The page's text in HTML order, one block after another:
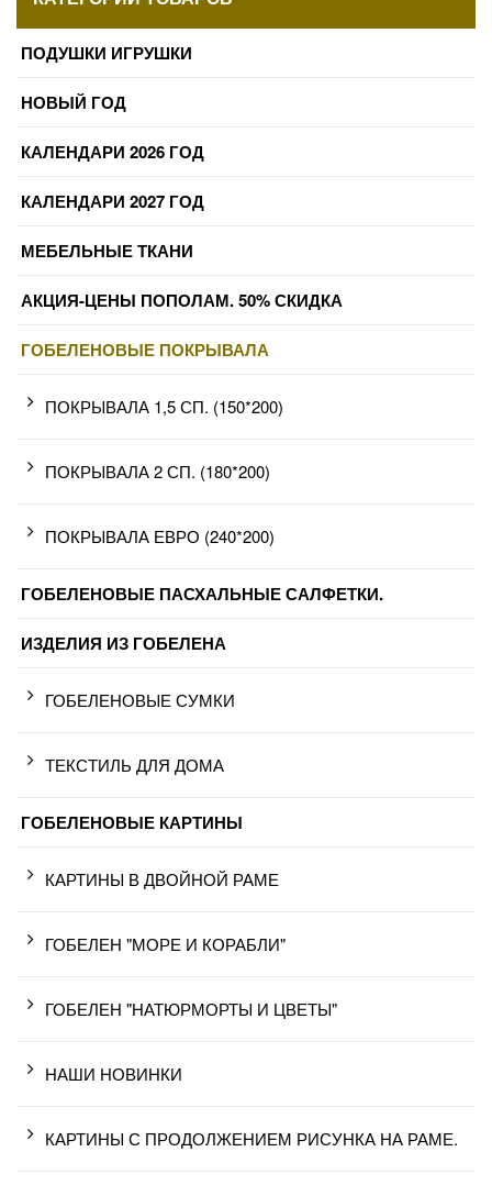
ПОДУШКИ ИГРУШКИ
НОВЫЙ ГОД
КАЛЕНДАРИ 2026 ГОД
КАЛЕНДАРИ 2027 ГОД
МЕБЕЛЬНЫЕ ТКАНИ
АКЦИЯ-ЦЕНЫ ПОПОЛАМ. 50% СКИДКА
ГОБЕЛЕНОВЫЕ ПОКРЫВАЛА
ПОКРЫВАЛА 1,5 СП. (150*200)
ПОКРЫВАЛА 2 СП. (180*200)
ПОКРЫВАЛА ЕВРО (240*200)
ГОБЕЛЕНОВЫЕ ПАСХАЛЬНЫЕ САЛФЕТКИ.
ИЗДЕЛИЯ ИЗ ГОБЕЛЕНА
ГОБЕЛЕНОВЫЕ СУМКИ
ТЕКСТИЛЬ ДЛЯ ДОМА
ГОБЕЛЕНОВЫЕ КАРТИНЫ
КАРТИНЫ В ДВОЙНОЙ РАМЕ
ГОБЕЛЕН "МОРЕ И КОРАБЛИ"
ГОБЕЛЕН "НАТЮРМОРТЫ И ЦВЕТЫ"
НАШИ НОВИНКИ
КАРТИНЫ С ПРОДОЛЖЕНИЕМ РИСУНКА НА РАМЕ.